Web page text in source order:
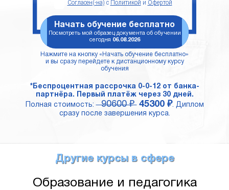
Согласен(-на) с Политикой и Офертой
Начать обучение бесплатно
Посмотреть мой образец документа об обучении
сегодня 06.08.2026
Нажмите на кнопку «Начать обучение бесплатно»
и вы сразу перейдете к дистанционному курсу
обучения
*Беспроцентная рассрочка 0-0-12 от банка-
партнёра. Первый платёж через 30 дней.
Полная стоимость:90600 ₽ 45300 ₽. Диплом
сразу после завершения курса.
Другие курсы в сфере
Образование и педагогика